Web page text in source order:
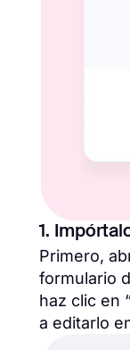
1.
Primero,
formulario
haz clic en
a editarlo